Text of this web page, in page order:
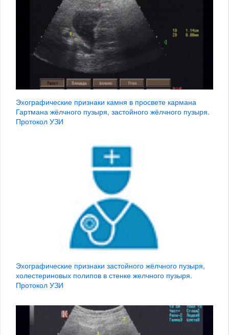
Эхографические признаки камня в просвете кармана
Гартмана жёлчного пузыря, застойного жёлчного пузыря.
Протокол УЗИ
Эхографические признаки застойного жёлчного пузыря,
холестериновых полипов в стенке желчного пузыря.
Протокол УЗИ